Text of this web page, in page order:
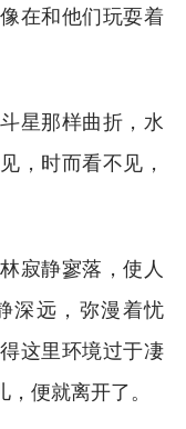
在和他们玩耍着
星那样曲折，水
，时而看不见，
寂静寥落，使人
深远，弥漫着忧
这里环境过于凄
便就离开了。